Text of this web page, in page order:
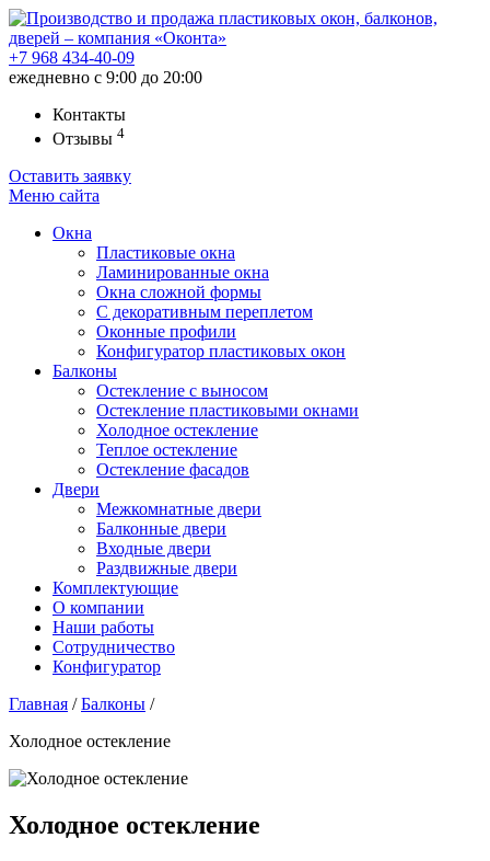
+7 968 434-40-09
ежедневно с 9:00 до 20:00
Контакты
Отзывы 4
Оставить заявку
Меню сайта
Окна
Пластиковые окна
Ламинированные окна
Окна сложной формы
С декоративным переплетом
Оконные профили
Конфигуратор пластиковых окон
Балконы
Остекление с выносом
Остекление пластиковыми окнами
Холодное остекление
Теплое остекление
Остекление фасадов
Двери
Межкомнатные двери
Балконные двери
Входные двери
Раздвижные двери
Комплектующие
О компании
Наши работы
Сотрудничество
Конфигуратор
Главная / Балконы /
Холодное остекление
Холодное остекление